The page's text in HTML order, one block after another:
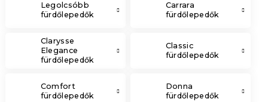
Legolcsóbb
fürdőlepedők
Carrara
fürdőlepedők
Clarysse
Elegance
fürdőlepedők
Classic
fürdőlepedők
Comfort
fürdőlepedők
Donna
fürdőlepedők